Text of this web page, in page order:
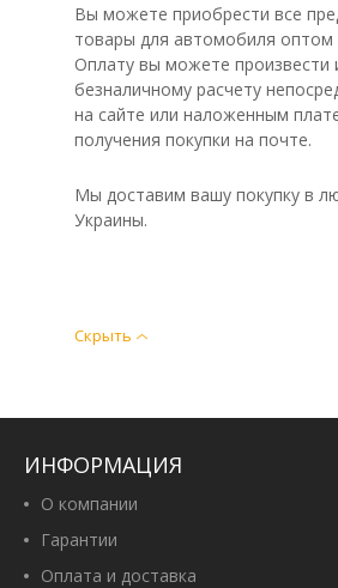
Вы можете приобрести все
товары для автомобиля оптом
Оплату вы можете произвести
безналичному расчету
на сайте или наложенным
получения покупки на почте.
Мы доставим вашу покупку в
Украины.
Скрыть
ИНФОРМАЦИЯ
О компании
Гарантии
Оплата и доставка